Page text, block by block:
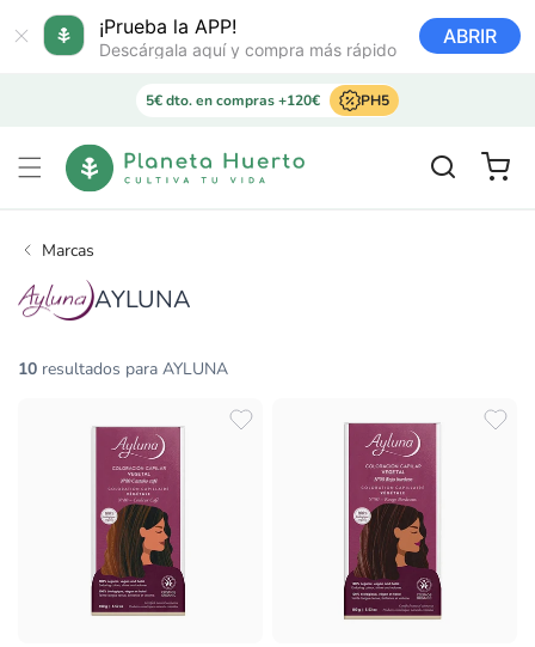
¡Prueba la APP!
Descárgala aquí y compra más rápido
ABRIR
directamente
al contenido
5€ dto. en compras +120€ PH5
Carrito
Marcas
AYLUNA
10 resultados para AYLUNA